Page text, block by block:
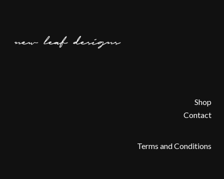
Shop
Contact
Terms and Conditions